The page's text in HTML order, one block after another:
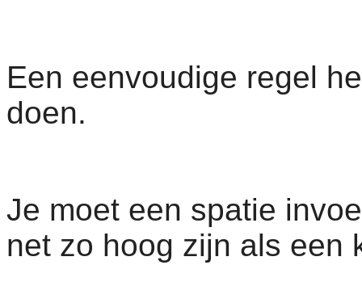
Een eenvoudige regel
doen.
Je moet een spatie
net zo hoog zijn als een